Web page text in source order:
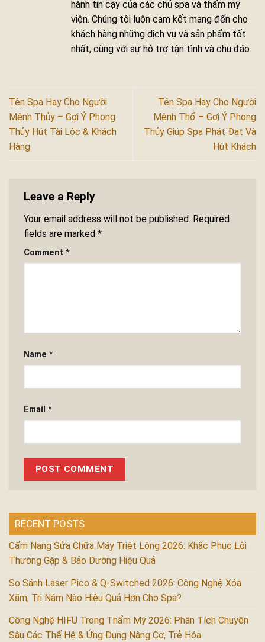
hành tin cậy của các chủ spa và thẩm mỹ
viện. Chúng tôi luôn cam kết mang đến cho
khách hàng những dịch vụ và sản phẩm tốt
nhất, cùng với sự hỗ trợ tận tình và chu đáo.
Tên Spa Hay Cho Người
Mệnh Thủy – Gợi Ý Phong
Thủy Hút Tài Lộc & Khách
Hàng
Tên Spa Hay Cho Người
Mệnh Thổ – Gợi Ý Phong
Thủy Giúp Spa Phát Đạt Và
Hút Khách
Leave a Reply
Your email address will not be published. Required
fields are marked *
Comment *
Name *
Email *
RECENT POSTS
Cẩm Nang Sửa Chữa Máy Triệt Lông 2026: Khắc Phục Lỗi
Thường Gặp & Bảo Dưỡng Hiệu Quả
So Sánh Laser Pico & Q-Switched 2026: Công Nghệ Xóa
Xăm, Trị Nám Nào Hiệu Quả Hơn Cho Spa?
Công Nghệ HIFU Trong Thẩm Mỹ 2026: Phân Tích Chuyên
Sâu Các Thế Hệ & Ứng Dụng Nâng Cơ, Trẻ Hóa